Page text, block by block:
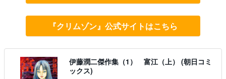
『クリムゾン』公式サイトはこちら
伊藤潤二傑作集（1） 富江（上） (朝日コミ
ックス)